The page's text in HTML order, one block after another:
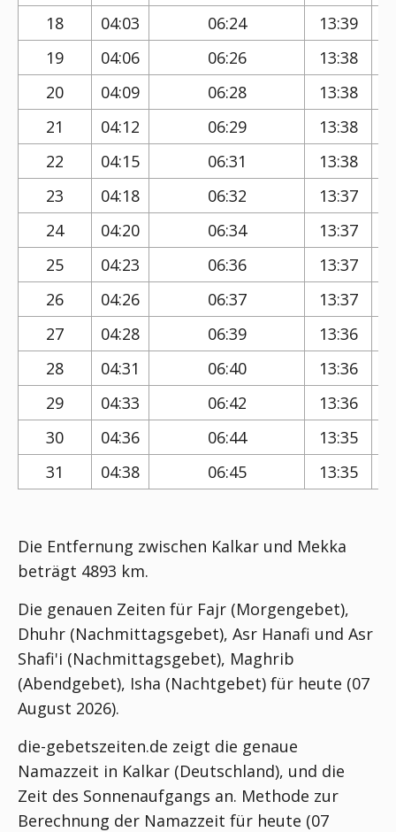
18 04:03 06:24 13:39
19
04:06 06:26 13:38
20
04:09 06:28 13:38
21
04:12 06:29 13:38
22
04:15 06:31 13:38
23
04:18 06:32 13:37
24
04:20 06:34 13:37
25
04:23 06:36 13:37
26
04:26 06:37 13:37
27
04:28 06:39 13:36
28
04:31 06:40 13:36
29
04:33 06:42 13:36
30
04:36 06:44 13:35
31
04:38 06:45 13:35
Die Entfernung zwischen Kalkar und Mekka
beträgt 4893 km.
Die genauen Zeiten für Fajr (Morgengebet),
Dhuhr (Nachmittagsgebet), Asr Hanafi und Asr
Shafi'i (Nachmittagsgebet), Maghrib
(Abendgebet), Isha (Nachtgebet) für heute (07
August 2026).
die-gebetszeiten.de zeigt die genaue
Namazzeit in Kalkar (Deutschland), und die
Zeit des Sonnenaufgangs an. Methode zur
Berechnung der Namazzeit für heute (07